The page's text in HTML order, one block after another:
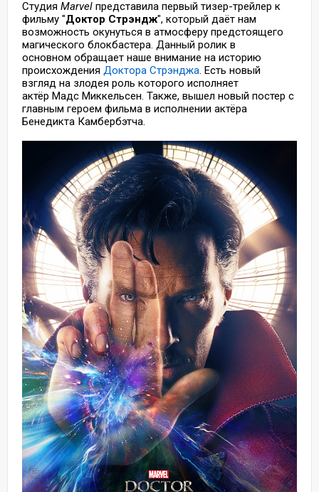
Студия Marvel представила первый тизер-трейлер к
фильму "Доктор Стрэндж", который даёт нам
возможность окунуться в атмосферу предстоящего
магического блокбастера. Данный ролик в
основном обращает наше внимание на историю
происхождения Доктора Стрэнджа. Есть новый
взгляд на злодея роль которого исполняет
актёр Мадс Миккельсен. Также, вышел новый постер с
главным героем фильма в исполнении актёра
Бенедикта Камбербэтча.